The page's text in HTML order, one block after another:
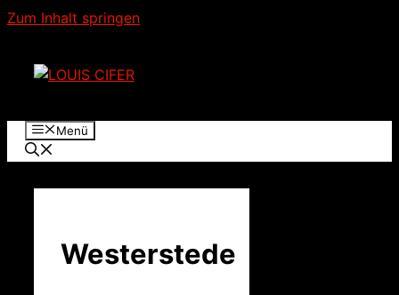
Zum Inhalt springen
Menü
Westerstede